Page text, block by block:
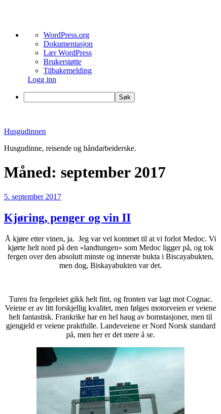
WordPress
WordPress.org
Dokumentasjon
Lær WordPress
Brukerstøtte
Tilbakemelding
Logg inn
Søk
innhold
Husgudinnen
Husgudinne, reisende og håndarbeiderske.
Måned: september 2017
Publisert
5. september 2017
Kjøring, penger og vin II
Å kjøre etter vinen, ja. Jeg var vel kommet til at vi forlot Medoc. Vi
kjørte helt nord på den «landtungen» som Medoc ligger på, og tok
fergen over den absolutt minste og innerste bukta i Biscayabukten,
men dog, Biskayabukten var det.
Turen fra fergeleiet gikk helt fint, og fronten var lagt mot Cognac.
Veiene er av litt forskjellig kvalitet, men følges motorveien er veiene
helt fantastisk. Frankrike har en hel haug av bomstasjoner, men til
gjengjeld er veiene praktfulle. Landeveiene er Nord Norsk standard
på, men her er det mere å se.